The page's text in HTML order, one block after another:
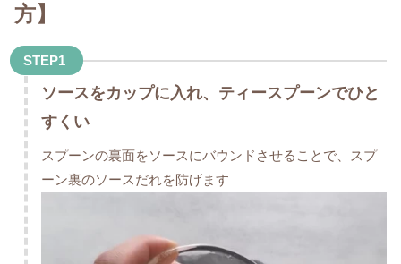
方】
STEP1
ソースをカップに入れ、ティースプーンでひと
すくい
スプーンの裏面をソースにバウンドさせることで、スプ
ーン裏のソースだれを防げます